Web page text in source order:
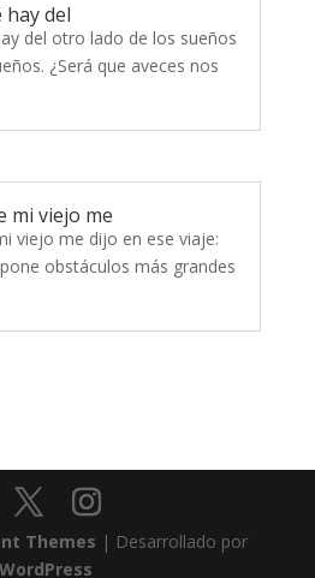
hay del
del otro lado de los sueños
¿Será que aveces nos
mi viejo me
viejo me dijo en ese viaje:
obstáculos más grandes
Themes | Desarrollado por
WordPress